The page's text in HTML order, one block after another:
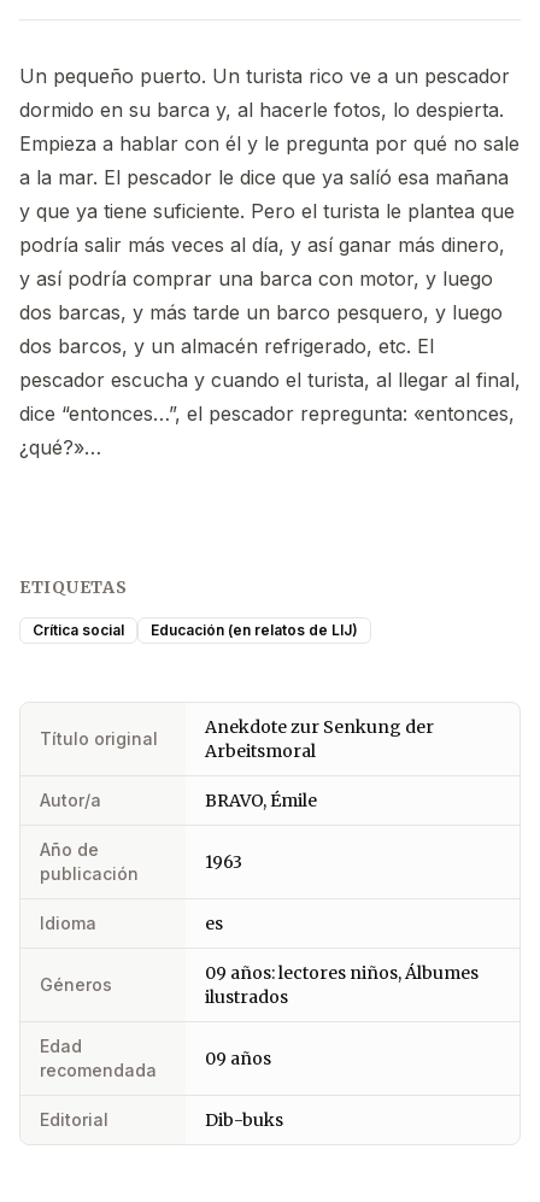
Un pequeño puerto. Un turista rico ve a un pescador
dormido en su barca y, al hacerle fotos, lo despierta.
Empieza a hablar con él y le pregunta por qué no sale
a la mar. El pescador le dice que ya salíó esa mañana
y que ya tiene suficiente. Pero el turista le plantea que
podría salir más veces al día, y así ganar más dinero,
y así podría comprar una barca con motor, y luego
dos barcas, y más tarde un barco pesquero, y luego
dos barcos, y un almacén refrigerado, etc. El
pescador escucha y cuando el turista, al llegar al final,
dice “entonces…”, el pescador repregunta: «entonces,
¿qué?»…
ETIQUETAS
Crítica social Educación (en relatos de LIJ)
Título original
Anekdote zur Senkung der
Arbeitsmoral
Autor/a BRAVO, Émile
Año de
publicación
1963
Idioma es
Géneros
09 años: lectores niños, Álbumes
ilustrados
Edad
recomendada
09 años
Editorial Dib-buks